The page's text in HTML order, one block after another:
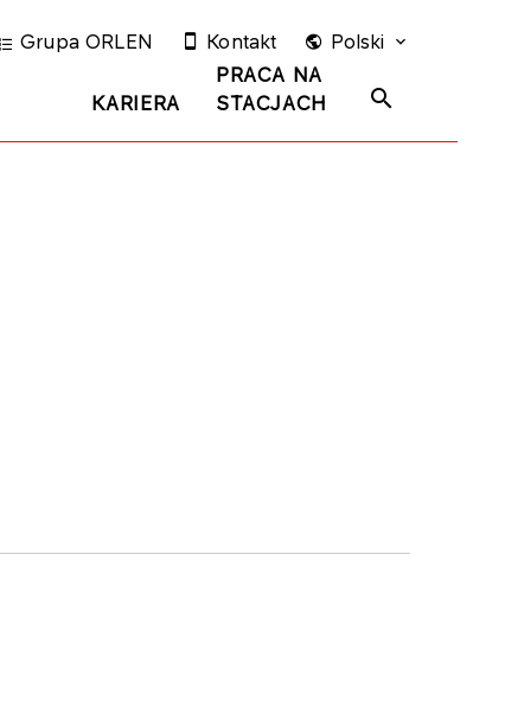
KARIERA
PRACA NA
STACJACH
Grupa ORLEN Kontakt Polski